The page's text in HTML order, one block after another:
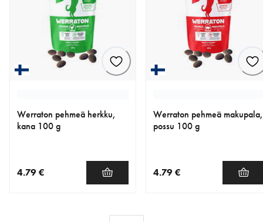
Werraton pehmeä herkku,
kana 100 g
4.79 €
Werraton pehmeä makupala,
possu 100 g
4.79 €